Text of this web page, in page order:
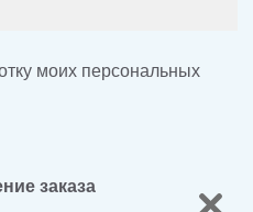
моих персональных
заказа